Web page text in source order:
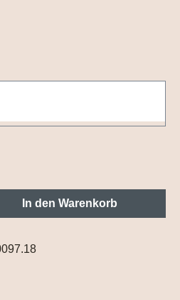
den gewünschten
In den Warenkorb